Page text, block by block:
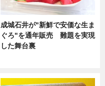
成城石井が"新鮮で安価な生ま
ぐろ"を通年販売 難題を実現
した舞台裏